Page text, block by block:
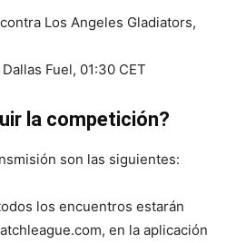
Los Angeles Gladiators,
Fuel, 01:30 CET
la competición?
son las siguientes:
los encuentros estarán
en la aplicación